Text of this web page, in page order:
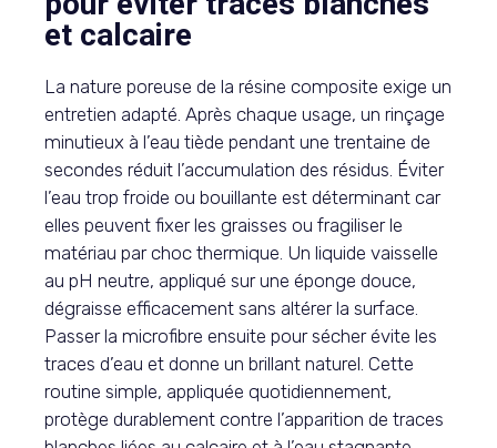
et calcaire
La nature poreuse de la résine composite exige un
entretien adapté. Après chaque usage, un rinçage
minutieux à l’eau tiède pendant une trentaine de
secondes réduit l’accumulation des résidus. Éviter
l’eau trop froide ou bouillante est déterminant car
elles peuvent fixer les graisses ou fragiliser le
matériau par choc thermique. Un liquide vaisselle
au pH neutre, appliqué sur une éponge douce,
dégraisse efficacement sans altérer la surface.
Passer la microfibre ensuite pour sécher évite les
traces d’eau et donne un brillant naturel. Cette
routine simple, appliquée quotidiennement,
protège durablement contre l’apparition de traces